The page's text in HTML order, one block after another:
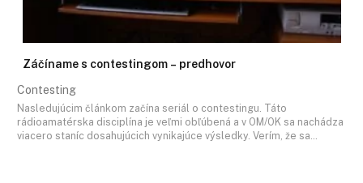
Záčíname s contestingom – predhovor
Contesting
Nasledujúcim článkom začína seriál o contestingu. Táto
rádioamatérska disciplína je veľmi obľúbená a v OM/OK sa nachádza
viacero staníc dosahujúcich vynikajúce výsledky. Verím, že sa…